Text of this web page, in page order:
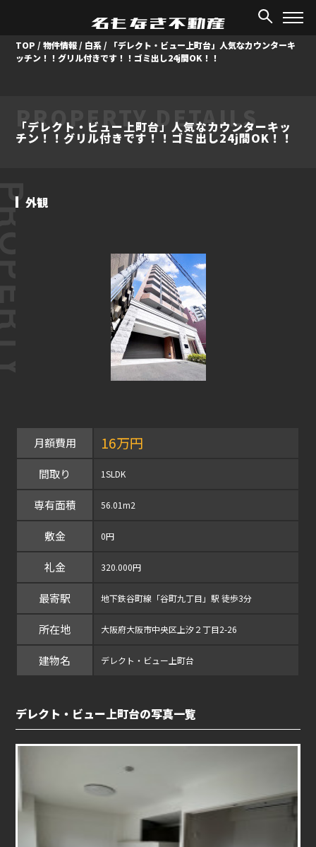
TOP /物件情報 / 白系 /
「デレクト・ビュー上町台」人気なカウンターキ
ッチン！！グリル付きです！！ゴミ出し24j間OK！！
PROPERTY DETAILS
「デレクト・ビュー上町台」人気なカウンターキッ
チン！！グリル付きです！！ゴミ出し24j間OK！！
外観
月額費用 16万円
間取り 1SLDK
専有面積 56.01m2
敷金 0円
礼金 320.000円
最寄駅 地下鉄谷町線「谷町九丁目」駅 徒歩3分
所在地 大阪府大阪市中央区上汐２丁目2-26
建物名 デレクト・ビュー上町台
デレクト・ビュー上町台の写真一覧